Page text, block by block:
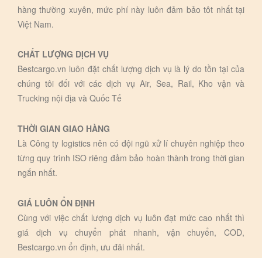
hàng thường xuyên, mức phí này luôn đảm bảo tôt nhất tại
Việt Nam.
CHẤT LƯỢNG DỊCH VỤ
Bestcargo.vn luôn đặt chất lượng dịch vụ là lý do tồn tại của
chúng tôi đối với các dịch vụ Air, Sea, Rail, Kho vận và
Trucking nội địa và Quốc Tế
THỜI GIAN GIAO HÀNG
Là Công ty logistics nên có đội ngũ xử lí chuyên nghiệp theo
từng quy trình ISO riêng đảm bảo hoàn thành trong thời gian
ngắn nhất.
GIÁ LUÔN ỔN ĐỊNH
Cùng với việc chất lượng dịch vụ luôn đạt mức cao nhất thì
giá dịch vụ chuyển phát nhanh, vận chuyển, COD,
Bestcargo.vn ổn định, ưu đãi nhất.